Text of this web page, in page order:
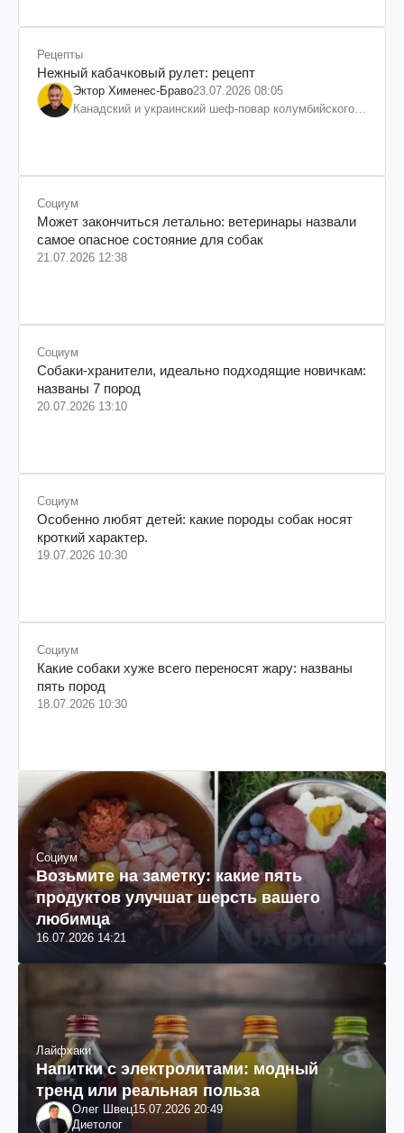
Рецепты
Нежный кабачковый рулет: рецепт
Эктор Хименес-Браво23.07.2026 08:05
Канадский и украинский шеф-повар колумбийского
Социум
Может закончиться летально: ветеринары назвали
самое опасное состояние для собак
21.07.2026 12:38
Социум
Собаки-хранители, идеально подходящие новичкам:
названы 7 пород
20.07.2026 13:10
Социум
Особенно любят детей: какие породы собак носят
кроткий характер.
19.07.2026 10:30
Социум
Какие собаки хуже всего переносят жару: названы
пять пород
18.07.2026 10:30
Социум
Возьмите на заметку: какие пять
продуктов улучшат шерсть вашего
любимца
16.07.2026 14:21
Лайфхаки
Напитки с электролитами: модный
тренд или реальная польза
Олег Швец15.07.2026 20:49
Диетолог